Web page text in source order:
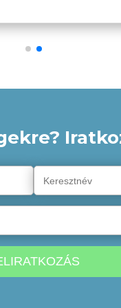
problémák,
az elszigeteltség érzése
kombinálódik,